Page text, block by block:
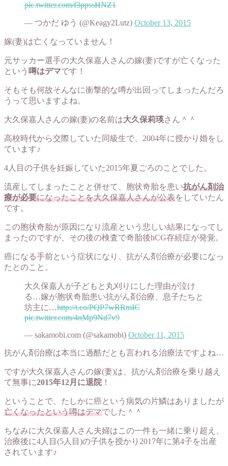
pic.twitter.com/f3ppssHNZ1
— つかだ ゆう (@Keagy2Lutz) October 13, 2015
嫁(妻)は亡くなっていません！
元サッカー選手の大久保嘉人さんの嫁(妻)ですが亡くなった
という 噂はデマです！
そもそも何故そんなに衝撃的な噂が出回ってしまったんだろ
うって思いますよね。
大久保嘉人さんの嫁(妻)の名前は大久保莉瑛さん＾＾
高校時代から交際していた同級生で、2004年に授かり婚をし
ています♪
4人目の子供を妊娠していた2015年夏ごろのことでした。
流産してしまったことと併せて、胞状奇胎を患い抗がん剤治
療が必要になったことを大久保嘉人さんが公表をしていたん
です。
この胞状奇胎が原因になり流産という悲しい結果になってし
まったのですが、その後の検査で奇胎後hCG存続症が発覚。
癌になる手前という症状になり、抗がん剤治療が必要になっ
たとのこと。
大久保嘉人が子どもと丸刈りにした理由が泣け
る…嫁が胞状奇胎患い抗がん剤治療、息子たちと
坊主に…http://t.co/PQP7wRRmIC
pic.twitter.com/4nMp9Nd7v9
— sakamobi.com (@sakamobi) October 11, 2015
抗がん剤治療は本当に過酷だとも言われる治療法ですよね…
ですが大久保嘉人さんの嫁(妻)は、抗がん剤治療を乗り越え
て無事に2015年12月に退院 ！
ということで、たしかに癌という病気の片鱗はありましたが
亡くなったという噂はデマでした＾＾
ちなみに大久保嘉人さん夫婦はこの一件も一緒に乗り超え、
治療後に4人目(5人目)の子供を授かり2017年に第4子を出産
されています♪